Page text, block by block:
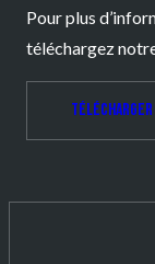
Pour plus
téléchargez